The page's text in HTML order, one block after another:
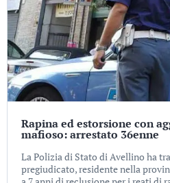
Rapina ed estorsione con
mafioso: arrestato 36enne
La Polizia di Stato di Avellino ha
pregiudicato, residente nella